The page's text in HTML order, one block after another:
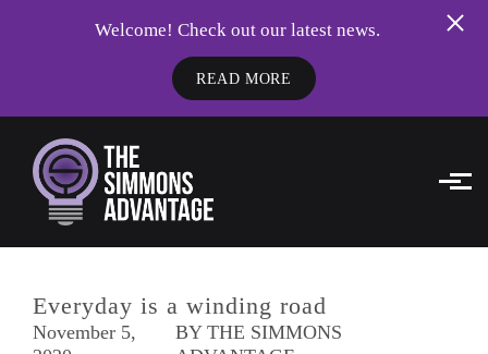
Skip to main content
Welcome! Check out our latest news.
READ MORE
Everyday is a winding road
November 5,
BY THE SIMMONS